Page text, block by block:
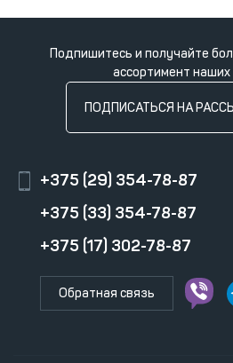
Подпишитесь и получайте
ассортимент наших
ПОДПИСАТЬСЯ НА
+375 (29) 354-78-87
+375 (33) 354-78-87
+375 (17) 302-78-87
Обратная связь